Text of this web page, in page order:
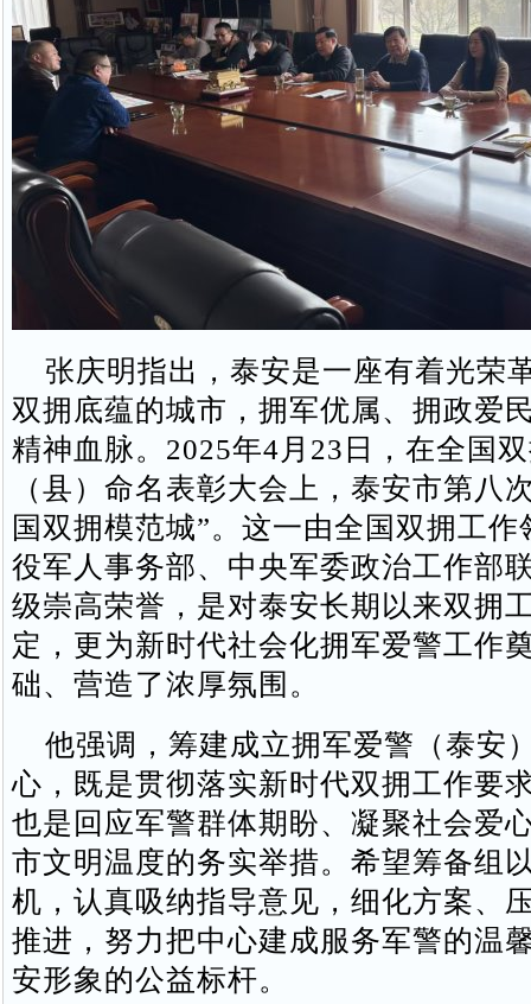
张庆明指出，泰安是一座有着光荣
双拥底蕴的城市，拥军优属、拥政爱
精神血脉。2025年4月23日，在全国
（县）命名表彰大会上，泰安市第八
国双拥模范城”。这一由全国双拥工作
役军人事务部、中央军委政治工作部
级崇高荣誉，是对泰安长期以来双拥
定，更为新时代社会化拥军爱警工作
础、营造了浓厚氛围。
他强调，筹建成立拥军爱警（泰安
心，既是贯彻落实新时代双拥工作要
也是回应军警群体期盼、凝聚社会爱
市文明温度的务实举措。希望筹备组
机，认真吸纳指导意见，细化方案、
推进，努力把中心建成服务军警的温
安形象的公益标杆。